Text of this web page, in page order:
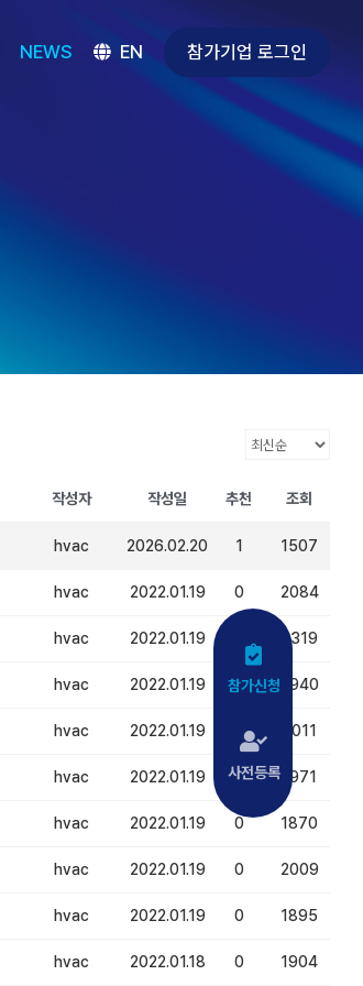
NEWS EN 참가기업 로그인
작성자 작성일 추천 조회
hvac 2026.02.20 1 1507
hvac 2022.01.19 0 2084
hvac 2022.01.19 2319
hvac 2022.01.19 0 2940
hvac 2022.01.19 2011
hvac 2022.01.19 0 1971
hvac 2022.01.19 0 1870
hvac 2022.01.19 0 2009
hvac 2022.01.19 0 1895
hvac 2022.01.18 0 1904
참가신청
사전등록